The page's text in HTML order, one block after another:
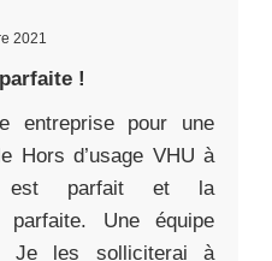
2021
!
entreprise pour une
Hors d’usage VHU à
est parfait et la
Une équipe
Je les solliciterai à